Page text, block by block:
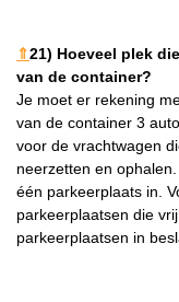
⇑21) Hoeveel plek
van de container?
Je moet er rekening
van de container 3
voor de vrachtwagen
neerzetten en
één parkeerplaats in.
parkeerplaatsen die
parkeerplaatsen in